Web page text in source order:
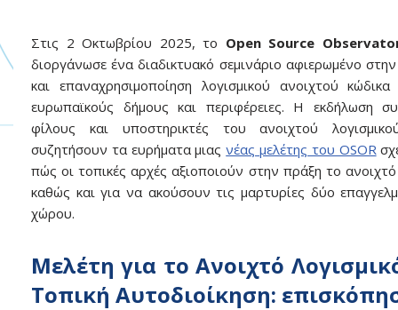
Στις 2 Οκτωβρίου 2025, το Open Source
διοργάνωσε ένα διαδικτυακό σεμινάριο αφιερωμένο
και επαναχρησιμοποίηση λογισμικού ανοιχτού
ευρωπαϊκούς δήμους και περιφέρειες. Η εκδήλωση
φίλους και υποστηρικτές του ανοιχτού
συζητήσουν τα ευρήματα μιαςνέας μελέτης του OSOR
πώς οι τοπικές αρχές αξιοποιούν στην πράξη το ανοιχτό
καθώς και για να ακούσουν τις μαρτυρίες δύο
χώρου.
Μελέτη για το Ανοιχτό
Τοπική Αυτοδιοίκηση: